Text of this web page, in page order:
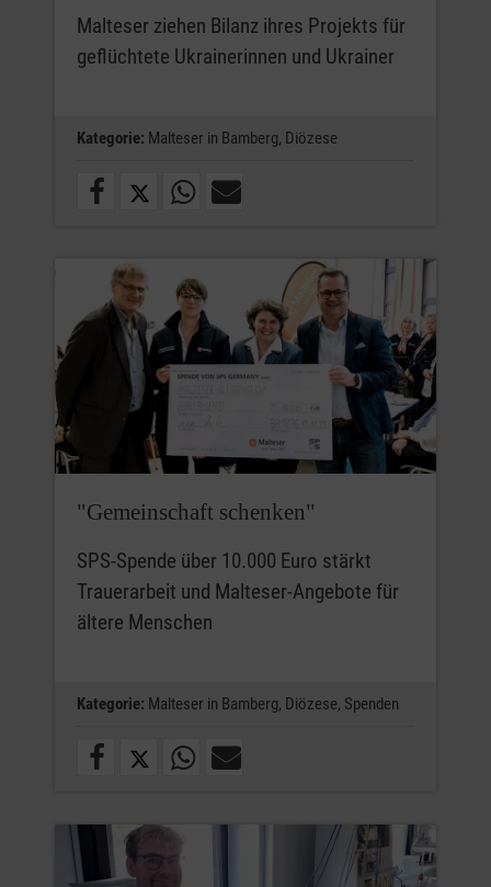
Malteser ziehen Bilanz ihres Projekts für
geflüchtete Ukrainerinnen und Ukrainer
Kategorie: Malteser in Bamberg, Diözese
"Gemeinschaft schenken"
SPS-Spende über 10.000 Euro stärkt
Trauerarbeit und Malteser-Angebote für
ältere Menschen
Kategorie: Malteser in Bamberg, Diözese, Spenden